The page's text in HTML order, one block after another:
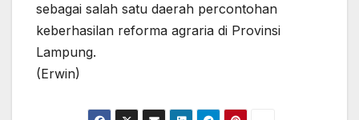
sebagai salah satu daerah percontohan
keberhasilan reforma agraria di Provinsi
Lampung.
(Erwin)